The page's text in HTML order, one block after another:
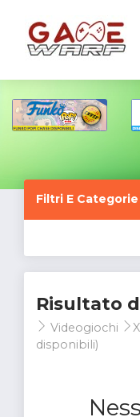
Filtri E Categorie
Risultato
Videogiochi
disponibili)